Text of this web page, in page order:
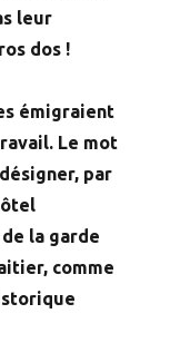
leur
dos !
émigraient
Le mot
par
la garde
comme